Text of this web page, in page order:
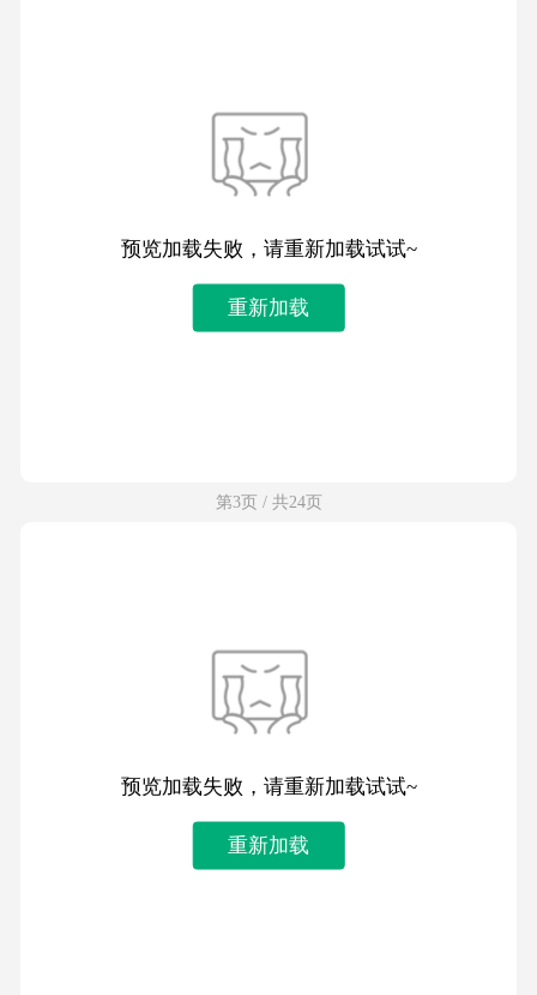
预览加载失败，请重新加载试试~
重新加载
第3页 / 共24页
预览加载失败，请重新加载试试~
重新加载